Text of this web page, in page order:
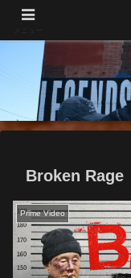
Broken Rage
Prime Video